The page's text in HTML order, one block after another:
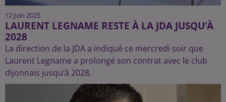
12 juin 2025
LAURENT LEGNAME RESTE À LA JDA JUSQU’À
2028
La direction de la JDA a indiqué ce mercredi soir que
Laurent Legname a prolongé son contrat avec le club
dijonnais jusqu’à 2028.